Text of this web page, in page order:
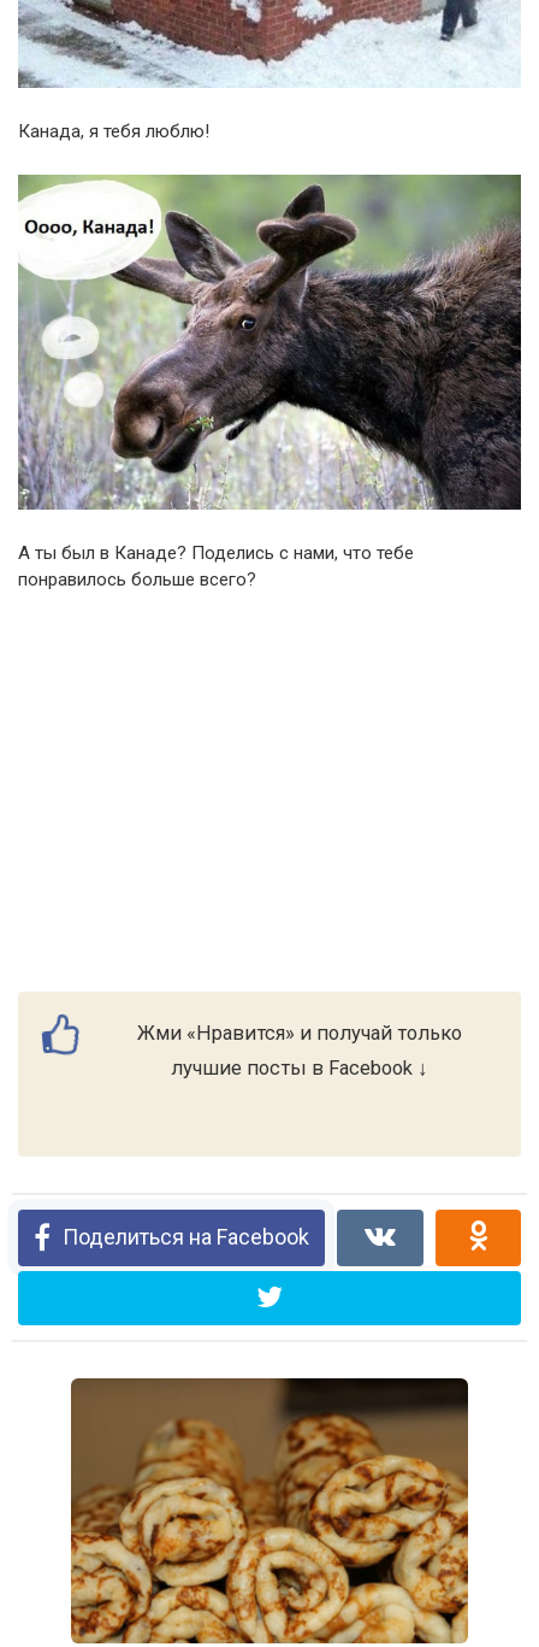
Канада, я тебя люблю!
А ты был в Канаде? Поделись с нами, что тебе
понравилось больше всего?
Жми «Нравится» и получай только
лучшие посты в Facebook ↓
Поделиться на Facebook